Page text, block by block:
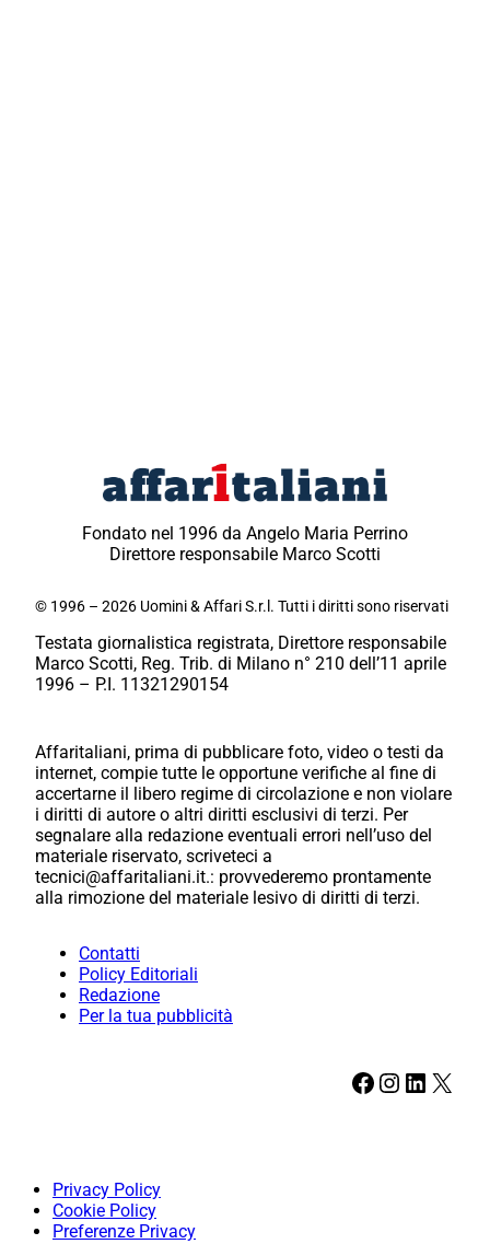
Fondato nel 1996 da Angelo Maria Perrino
Direttore responsabile Marco Scotti
© 1996 – 2026 Uomini & Affari S.r.l. Tutti i diritti sono riservati
Testata giornalistica registrata, Direttore responsabile
Marco Scotti, Reg. Trib. di Milano n° 210 dell’11 aprile
1996 – P.I. 11321290154
Affaritaliani, prima di pubblicare foto, video o testi da
internet, compie tutte le opportune verifiche al fine di
accertarne il libero regime di circolazione e non violare
i diritti di autore o altri diritti esclusivi di terzi. Per
segnalare alla redazione eventuali errori nell’uso del
materiale riservato, scriveteci a
tecnici@affaritaliani.it.: provvederemo prontamente
alla rimozione del materiale lesivo di diritti di terzi.
Contatti
Policy Editoriali
Redazione
Per la tua pubblicità
Facebook Instagram LinkedIn X
Privacy Policy
Cookie Policy
Preferenze Privacy